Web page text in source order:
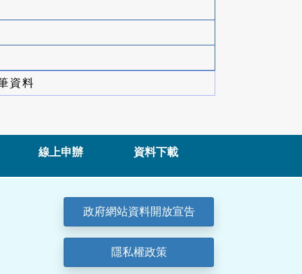
資料
線上申辦 資料下載
政府網站資料開放宣告
隱私權政策